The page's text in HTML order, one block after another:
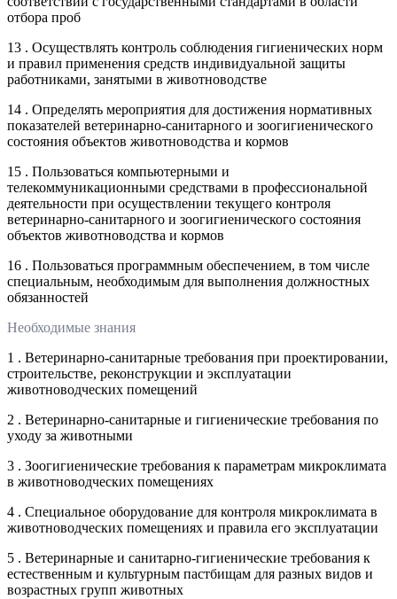
отбора проб
13 . Осуществлять контроль соблюдения гигиенических норм
и правил применения средств индивидуальной защиты
работниками, занятыми в животноводстве
14 . Определять мероприятия для достижения нормативных
показателей ветеринарно-санитарного и зоогигиенического
состояния объектов животноводства и кормов
15 . Пользоваться компьютерными и
телекоммуникационными средствами в профессиональной
деятельности при осуществлении текущего контроля
ветеринарно-санитарного и зоогигиенического состояния
объектов животноводства и кормов
16 . Пользоваться программным обеспечением, в том числе
специальным, необходимым для выполнения должностных
обязанностей
Необходимые знания
1 . Ветеринарно-санитарные требования при проектировании,
строительстве, реконструкции и эксплуатации
животноводческих помещений
2 . Ветеринарно-санитарные и гигиенические требования по
уходу за животными
3 . Зоогигиенические требования к параметрам микроклимата
в животноводческих помещениях
4 . Специальное оборудование для контроля микроклимата в
животноводческих помещениях и правила его эксплуатации
5 . Ветеринарные и санитарно-гигиенические требования к
естественным и культурным пастбищам для разных видов и
возрастных групп животных